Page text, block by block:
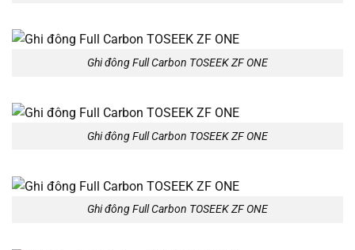
Ghi đông Full Carbon TOSEEK ZF ONE
Ghi đông Full Carbon TOSEEK ZF ONE
Ghi đông Full Carbon TOSEEK ZF ONE